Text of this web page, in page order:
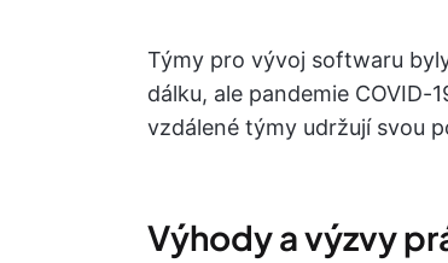
Týmy pro vývoj softwaru
dálku, ale pandemie
vzdálené týmy udržují svou
Výhody a výzvy